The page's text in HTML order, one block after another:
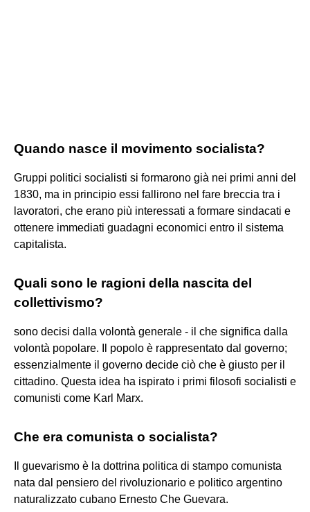
Quando nasce il movimento socialista?
Gruppi politici socialisti si formarono già nei primi anni del
1830, ma in principio essi fallirono nel fare breccia tra i
lavoratori, che erano più interessati a formare sindacati e
ottenere immediati guadagni economici entro il sistema
capitalista.
Quali sono le ragioni della nascita del
collettivismo?
sono decisi dalla volontà generale - il che significa dalla
volontà popolare. Il popolo è rappresentato dal governo;
essenzialmente il governo decide ciò che è giusto per il
cittadino. Questa idea ha ispirato i primi filosofi socialisti e
comunisti come Karl Marx.
Che era comunista o socialista?
Il guevarismo è la dottrina politica di stampo comunista
nata dal pensiero del rivoluzionario e politico argentino
naturalizzato cubano Ernesto Che Guevara.